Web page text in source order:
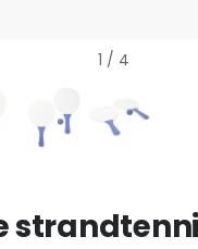
1 / 4